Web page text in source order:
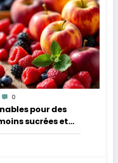
0
pour des
sucrées et